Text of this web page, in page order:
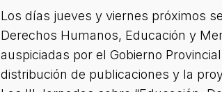
Los días jueves y viernes próximos
Derechos Humanos, Educación y
auspiciadas por el Gobierno
distribución de publicaciones y la